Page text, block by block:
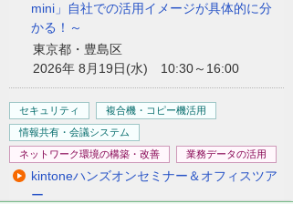
mini」自社での活用イメージが具体的に分
かる！～
東京都・豊島区
2026年 8月19日(水) 10:30～16:00
セキュリティ
複合機・コピー機活用
情報共有・会議システム
ネットワーク環境の構築・改善
業務データの活用
kintoneハンズオンセミナー＆オフィスツア
ー